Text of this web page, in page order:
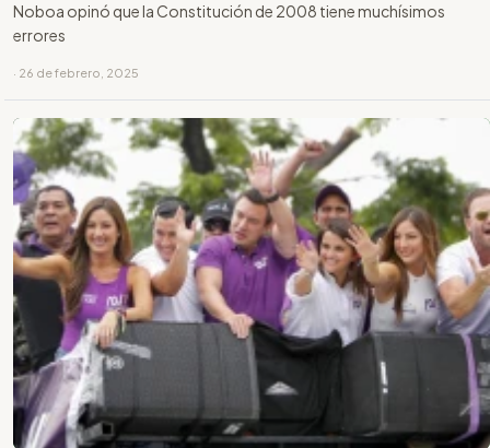
Noboa opinó que la Constitución de 2008 tiene muchísimos
errores
· 26 de febrero, 2025